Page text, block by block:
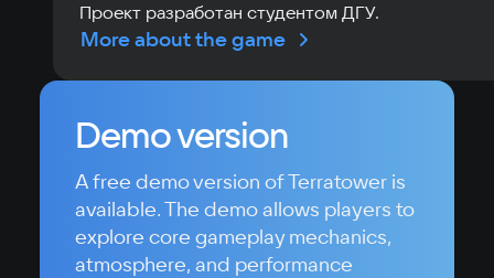
Проект разработан студентом ДГУ.
More about the game
Demo version
A free demo version of Terratower is
available. The demo allows players to
explore core gameplay mechanics,
atmosphere, and performance